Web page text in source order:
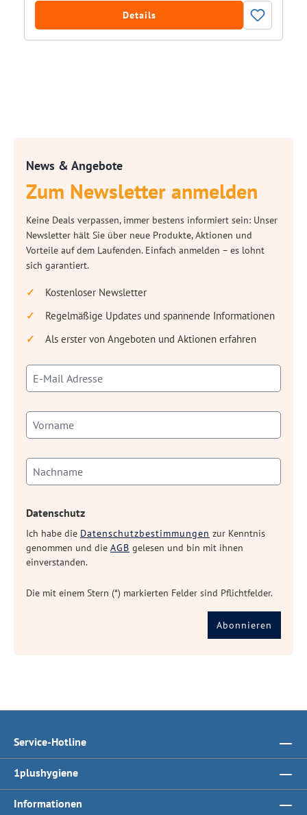
Details
News & Angebote
Zum Newsletter anmelden
Keine Deals verpassen, immer bestens informiert sein: Unser
Newsletter hält Sie über neue Produkte, Aktionen und
Vorteile auf dem Laufenden. Einfach anmelden – es lohnt
sich garantiert.
Kostenloser Newsletter
Regelmäßige Updates und spannende Informationen
Als erster von Angeboten und Aktionen erfahren
Datenschutz
Ich habe die Datenschutzbestimmungen zur Kenntnis
genommen und die AGB gelesen und bin mit ihnen
einverstanden.
Die mit einem Stern (*) markierten Felder sind Pflichtfelder.
Abonnieren
Service-Hotline
1plushygiene
Informationen